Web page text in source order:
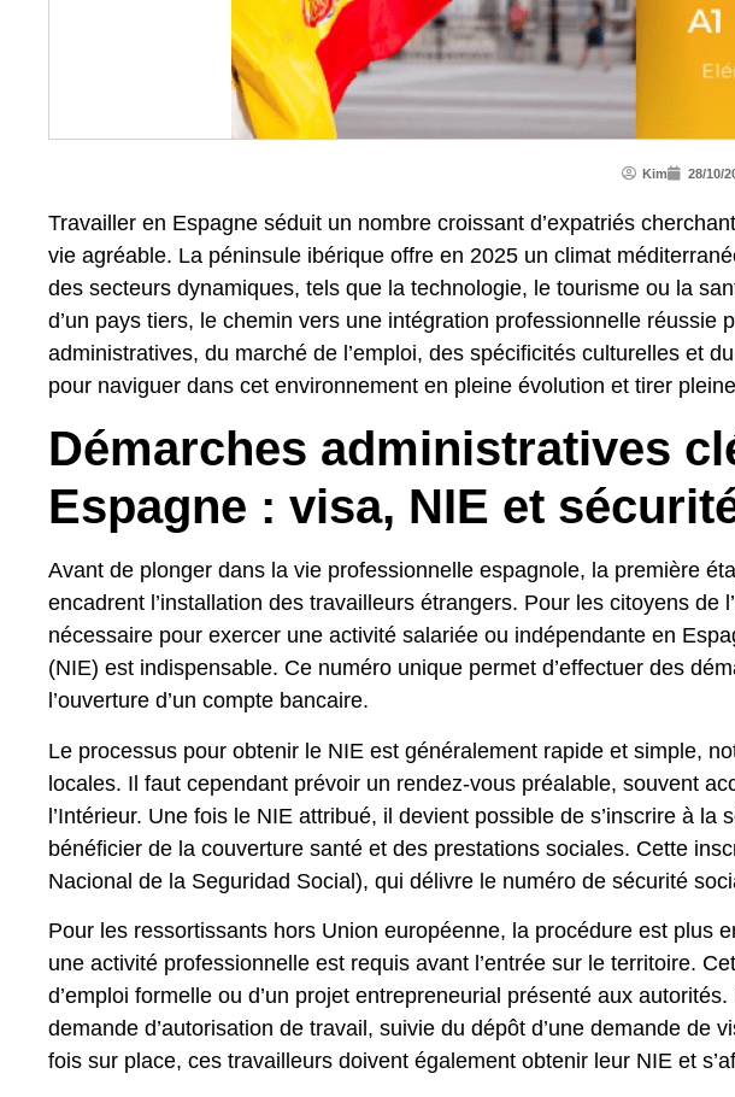
Kim 28/10/
Travailler en Espagne séduit un nombre croissant d’expatriés
vie agréable. La péninsule ibérique offre en 2025 un climat
des secteurs dynamiques, tels que la technologie, le tourisme ou la
d’un pays tiers, le chemin vers une intégration professionnelle
administratives, du marché de l’emploi, des spécificités culturelles et
pour naviguer dans cet environnement en pleine évolution et tirer
Démarches administratives
Espagne : visa, NIE et
Avant de plonger dans la vie professionnelle espagnole, la première
encadrent l’installation des travailleurs étrangers. Pour les citoyens de
nécessaire pour exercer une activité salariée ou indépendante en
(NIE) est indispensable. Ce numéro unique permet d’effectuer des
l’ouverture d’un compte bancaire.
Le processus pour obtenir le NIE est généralement rapide et simple,
locales. Il faut cependant prévoir un rendez-vous préalable, souvent
l’Intérieur. Une fois le NIE attribué, il devient possible de s’inscrire à
bénéficier de la couverture santé et des prestations sociales. Cette
Nacional de la Seguridad Social), qui délivre le numéro de sécurité
Pour les ressortissants hors Union européenne, la procédure est plus
une activité professionnelle est requis avant l’entrée sur le territoire.
d’emploi formelle ou d’un projet entrepreneurial présenté aux
demande d’autorisation de travail, suivie du dépôt d’une demande de
fois sur place, ces travailleurs doivent également obtenir leur NIE et